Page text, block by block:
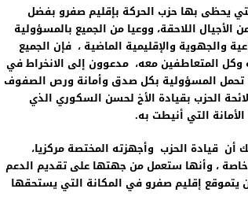
يحظى بها حزب الحركة بإقليم صفرو بفضل
اللاحقة، ووعيا من الجميع بالمسؤولية
والجهوية والإقليمية الماضية ، فإن الجميع
المتعاطفين معه، مدعوون إلى الانخراط في
تحمل المسؤولية بكل صدق وأمانة ورص الصفوف
الحزب بقيادة الأخ لحسن السكوري الذي
التي أنيطت به.
قيادة الحزب وأجهزته المختصة مركزيا،
، وأنها ستعمل من جهتها على تقديم الدعم
إقليم صفرو في المكانة التي يستحقها